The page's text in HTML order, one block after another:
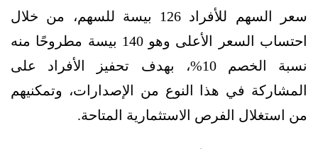
سعر السهم للأفراد 126 بيسة للسهم، من خلال
احتساب السعر الأعلى وهو 140 بيسة مطروحًا منه
نسبة الخصم 10%، بهدف تحفيز الأفراد على
المشاركة في هذا النوع من الإصدارات، وتمكنيهم
من استغلال الفرص الاستثمارية المتاحة.